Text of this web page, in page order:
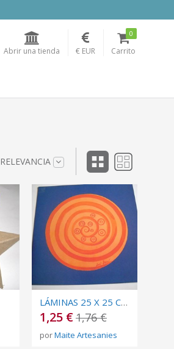
Abrir una tienda € EUR Carrito
0
RELEVANCIA
LÁMINAS 25 X 25 CM ESPIRAL
1,25 €1,76 €
porMaite Artesanies